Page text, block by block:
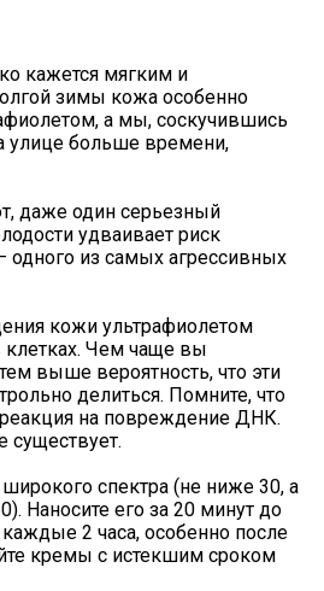
кажется мягким и
зимы кожа особенно
а мы, соскучившись
улице больше времени,
даже один серьезный
удваивает риск
из самых агрессивных
кожи ультрафиолетом
Чем чаще вы
выше вероятность, что эти
делиться. Помните, что
реакция на повреждение ДНК.
существует.
спектра (не ниже 30, а
Наносите его за 20 минут до
2 часа, особенно после
кремы с истекшим сроком